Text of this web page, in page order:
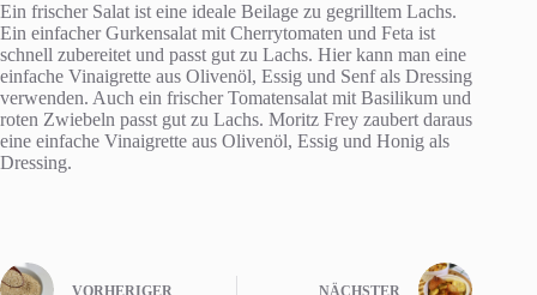
Ein frischer Salat ist eine ideale Beilage zu gegrilltem Lachs.
Ein einfacher Gurkensalat mit Cherrytomaten und Feta ist
schnell zubereitet und passt gut zu Lachs. Hier kann man eine
einfache Vinaigrette aus Olivenöl, Essig und Senf als Dressing
verwenden. Auch ein frischer Tomatensalat mit Basilikum und
roten Zwiebeln passt gut zu Lachs. Moritz Frey zaubert daraus
eine einfache Vinaigrette aus Olivenöl, Essig und Honig als
Dressing.
VORHERIGER NÄCHSTER